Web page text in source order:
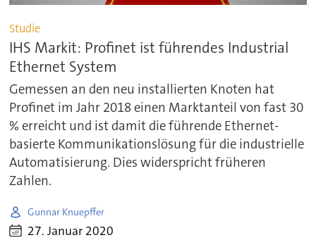
Studie
IHS Markit: Profinet ist führendes Industrial
Ethernet System
Gemessen an den neu installierten Knoten hat
Profinet im Jahr 2018 einen Marktanteil von fast 30
% erreicht und ist damit die führende Ethernet-
basierte Kommunikationslösung für die industrielle
Automatisierung. Dies widerspricht früheren
Zahlen.
Gunnar Knuepffer
27. Januar 2020